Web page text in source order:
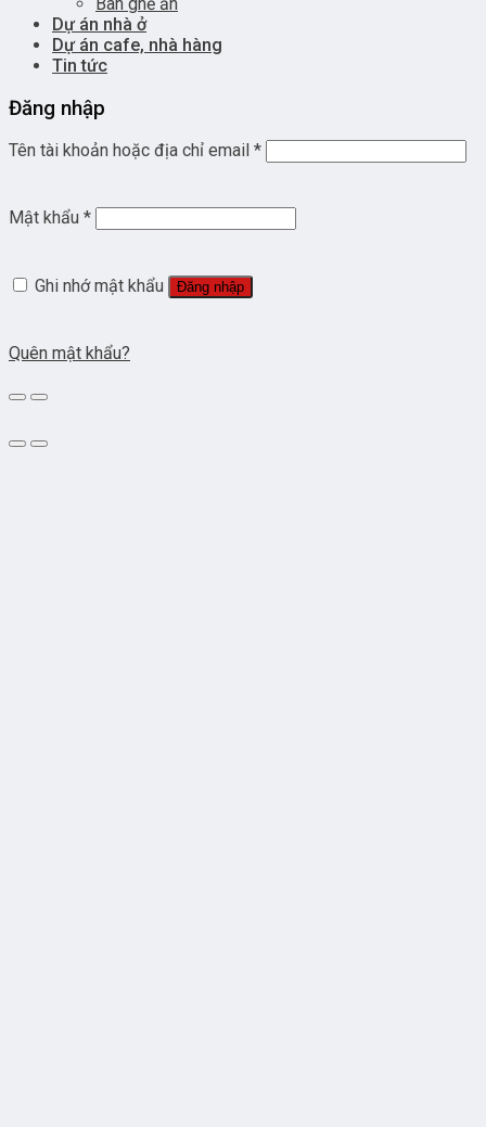
Dự án nhà ở
Dự án cafe, nhà hàng
Tin tức
Đăng nhập
Tên tài khoản hoặc địa chỉ email *
Mật khẩu *
Ghi nhớ mật khẩu Đăng nhập
Quên mật khẩu?